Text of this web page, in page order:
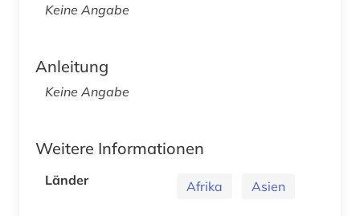
Keine Angabe
Anleitung
Keine Angabe
Weitere Informationen
Länder Afrika Asien